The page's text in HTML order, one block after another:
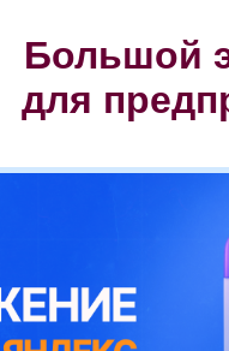
Большой
для